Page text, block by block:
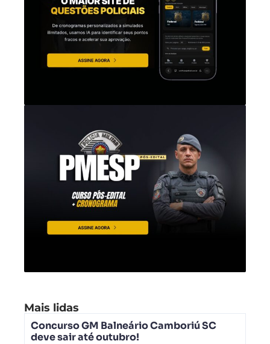
Mais lidas
Concurso GM Balneário Camboriú SC
deve sair até outubro!